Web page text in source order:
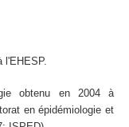
obtenu en 2004 à
en épidémiologie et